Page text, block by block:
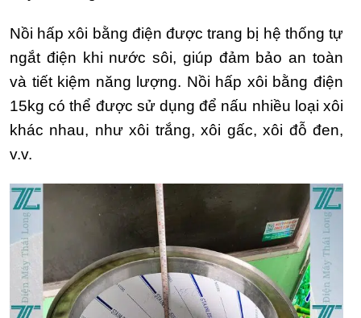
Nồi hấp xôi bằng điện được trang bị hệ thống tự
ngắt điện khi nước sôi, giúp đảm bảo an toàn
và tiết kiệm năng lượng. Nồi hấp xôi bằng điện
15kg có thể được sử dụng để nấu nhiều loại xôi
khác nhau, như xôi trắng, xôi gấc, xôi đỗ đen,
v.v.